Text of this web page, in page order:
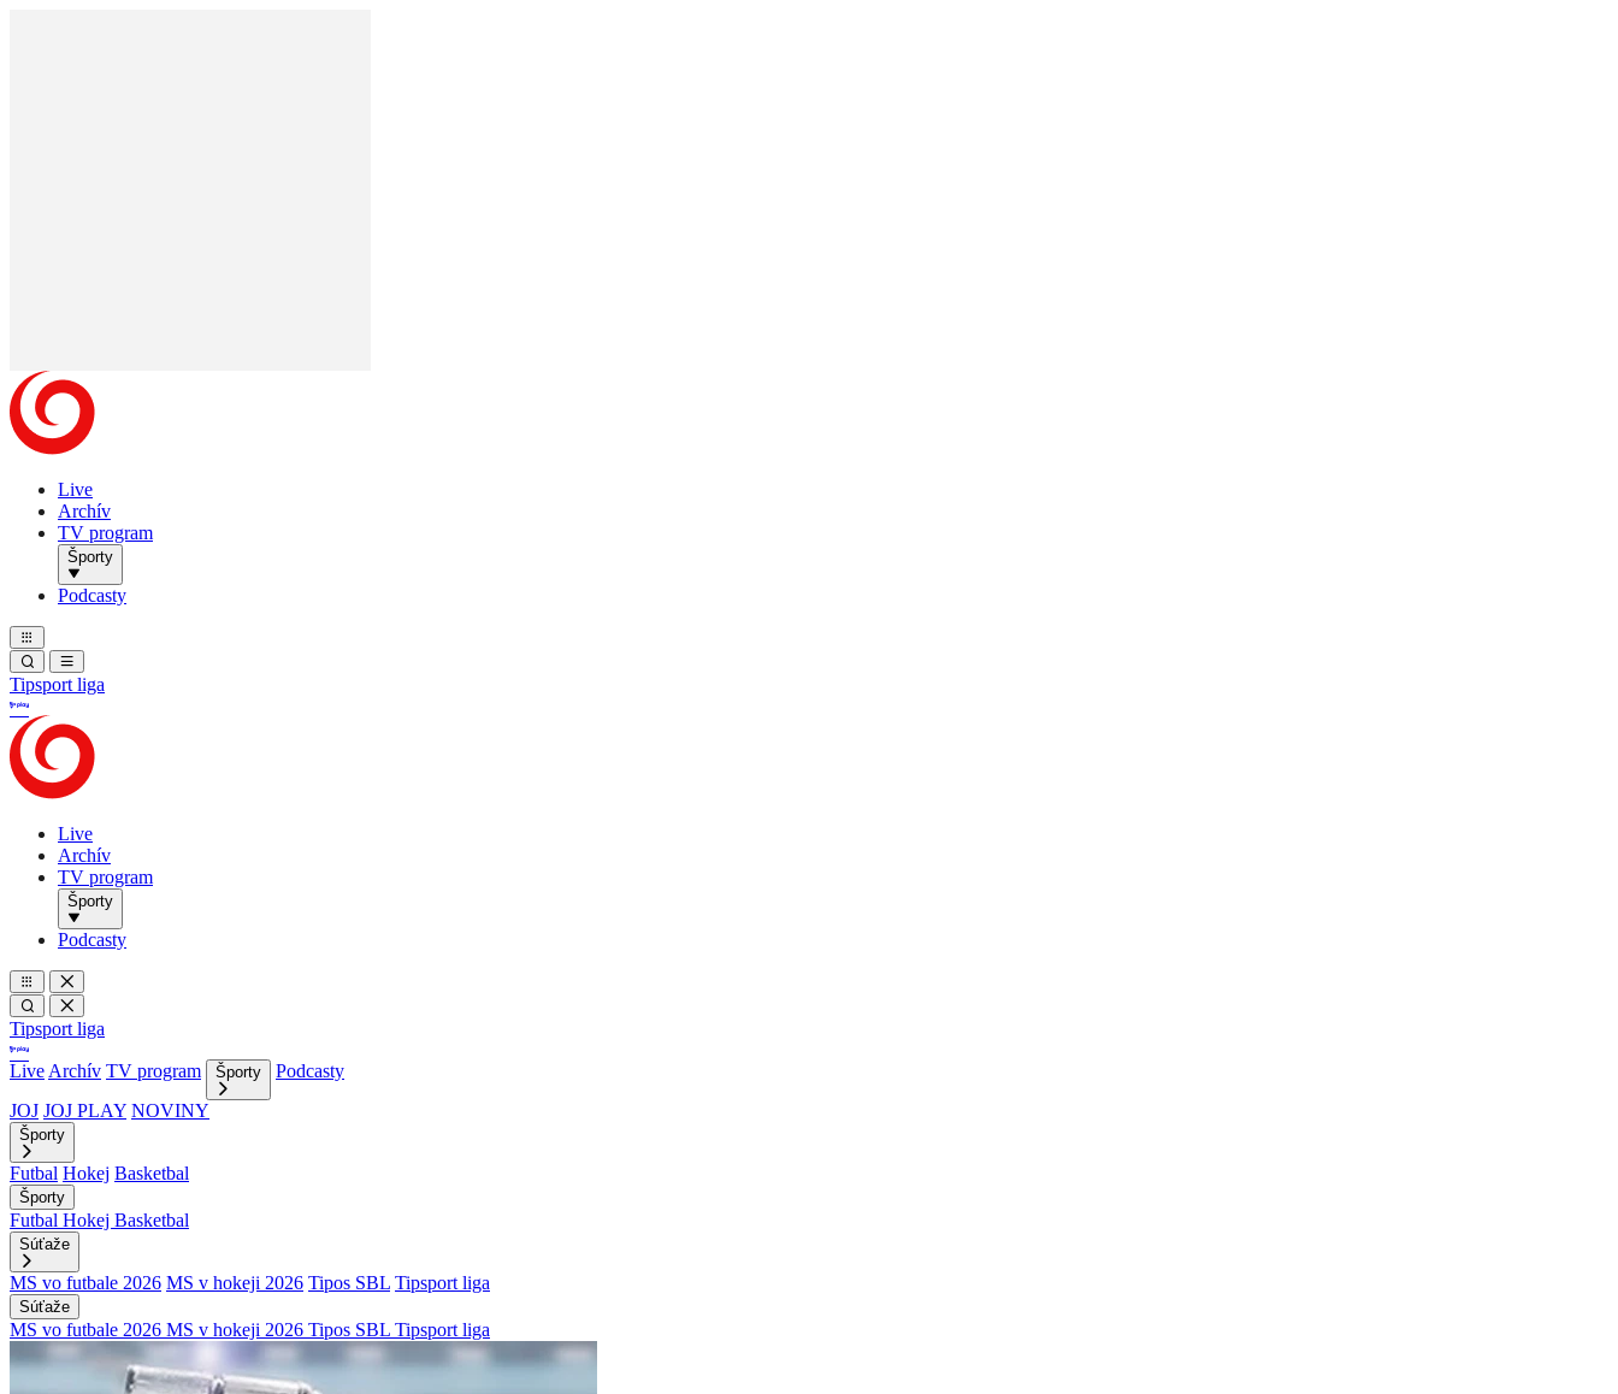
Live
Archív
TV program
Športy
Podcasty
Tipsport liga
Live
Archív
TV program
Športy
Podcasty
Tipsport liga
Live Archív TV program Športy
Podcasty
JOJ JOJ PLAY NOVINY
Športy
Futbal Hokej Basketbal
Športy
Futbal Hokej Basketbal
Súťaže
MS vo futbale 2026 MS v hokeji 2026 Tipos SBL Tipsport liga
Súťaže
MS vo futbale 2026 MS v hokeji 2026 Tipos SBL Tipsport liga